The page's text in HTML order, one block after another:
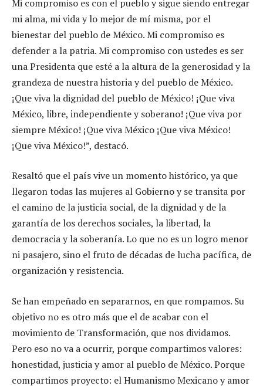
Mi compromiso es con el pueblo y sigue siendo entregar
mi alma, mi vida y lo mejor de mí misma, por el
bienestar del pueblo de México. Mi compromiso es
defender a la patria. Mi compromiso con ustedes es ser
una Presidenta que esté a la altura de la generosidad y la
grandeza de nuestra historia y del pueblo de México.
¡Que viva la dignidad del pueblo de México! ¡Que viva
México, libre, independiente y soberano! ¡Que viva por
siempre México! ¡Que viva México ¡Que viva México!
¡Que viva México!”, destacó.
Resaltó que el país vive un momento histórico, ya que
llegaron todas las mujeres al Gobierno y se transita por
el camino de la justicia social, de la dignidad y de la
garantía de los derechos sociales, la libertad, la
democracia y la soberanía. Lo que no es un logro menor
ni pasajero, sino el fruto de décadas de lucha pacífica, de
organización y resistencia.
Se han empeñado en separarnos, en que rompamos. Su
objetivo no es otro más que el de acabar con el
movimiento de Transformación, que nos dividamos.
Pero eso no va a ocurrir, porque compartimos valores:
honestidad, justicia y amor al pueblo de México. Porque
compartimos proyecto: el Humanismo Mexicano y amor